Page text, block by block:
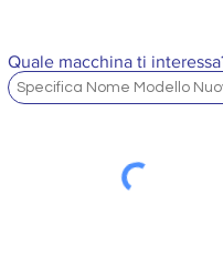
Quale macchina ti